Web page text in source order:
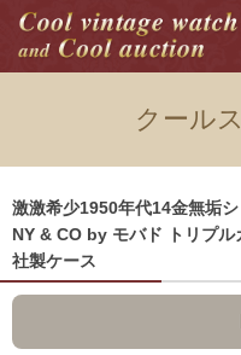
クール
激激希少1950年代14金無垢
NY & CO by モバド トリプ
社製ケース